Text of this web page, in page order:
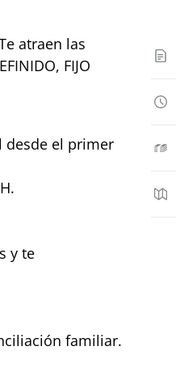
atraen las
FIJO
desde el primer
y te
familiar.